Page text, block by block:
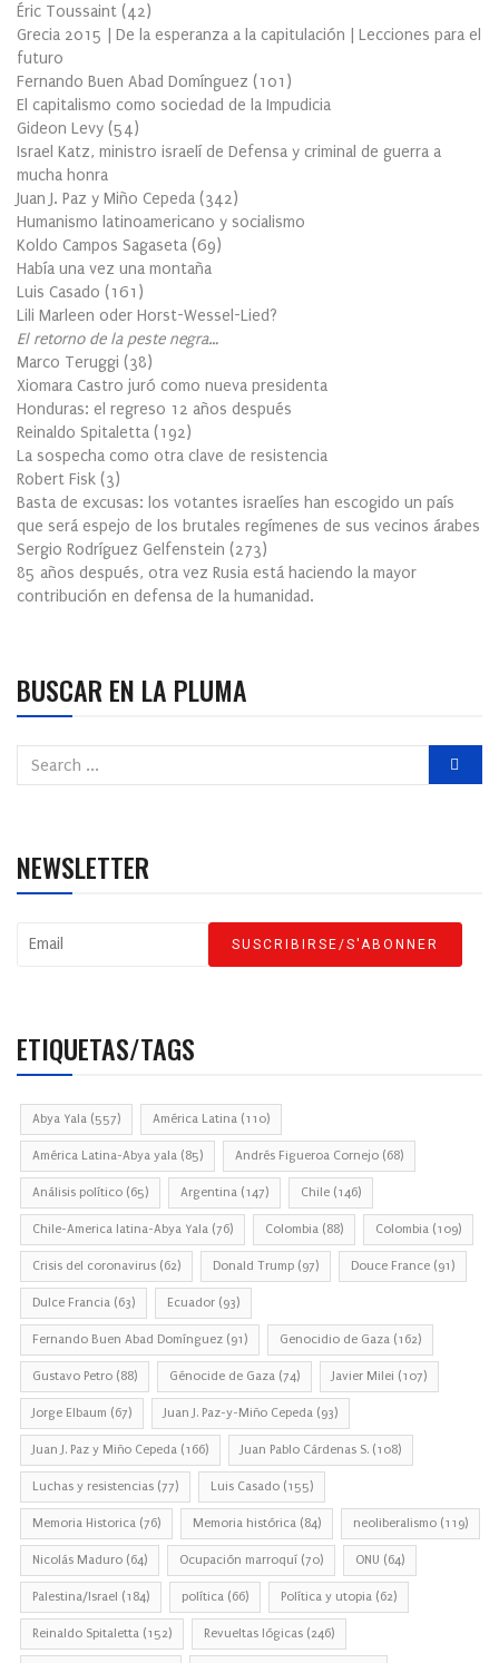
Éric Toussaint (42)
Grecia 2015 | De la esperanza a la capitulación | Lecciones para el
futuro
Fernando Buen Abad Domínguez (101 )
El capitalismo como sociedad de la Impudicia
Gideon Levy (54)
Israel Katz, ministro israelí de Defensa y criminal de guerra a
mucha honra
Juan J. Paz y Miño Cepeda (342)
Humanismo latinoamericano y socialismo
Koldo Campos Sagaseta (69)
Había una vez una montaña
Luis Casado (161 )
Lili Marleen oder Horst-Wessel-Lied?
El retorno de la peste negra…
Marco Teruggi (38)
Xiomara Castro juró como nueva presidenta
Honduras: el regreso 12 años después
Reinaldo Spitaletta (192)
La sospecha como otra clave de resistencia
Robert Fisk (3)
Basta de excusas: los votantes israelíes han escogido un país
que será espejo de los brutales regímenes de sus vecinos árabes
Sergio Rodríguez Gelfenstein (273)
85 años después, otra vez Rusia está haciendo la mayor
contribución en defensa de la humanidad.
BUSCAR EN LA PLUMA
NEWSLETTER
ETIQUETAS/TAGS
Abya Yala (557) América Latina (110)
América Latina-Abya yala (85) Andrés Figueroa Cornejo (68)
Análisis político (65) Argentina (147) Chile (146)
Chile-America latina-Abya Yala (76) Colombia (88) Colombia (109)
Crisis del coronavirus (62) Donald Trump (97) Douce France (91)
Dulce Francia (63) Ecuador (93)
Fernando Buen Abad Domínguez (91) Genocidio de Gaza (162)
Gustavo Petro (88) Génocide de Gaza (74) Javier Milei (107)
Jorge Elbaum (67) Juan J. Paz-y-Miño Cepeda (93)
Juan J. Paz y Miño Cepeda (166) Juan Pablo Cárdenas S. (108)
Luchas y resistencias (77) Luis Casado (155)
Memoria Historica (76) Memoria histórica (84) neoliberalismo (119)
Nicolás Maduro (64) Ocupación marroquí (70) ONU (64)
Palestina/Israel (184) política (66) Política y utopia (62)
Reinaldo Spitaletta (152) Revueltas lógicas (246)